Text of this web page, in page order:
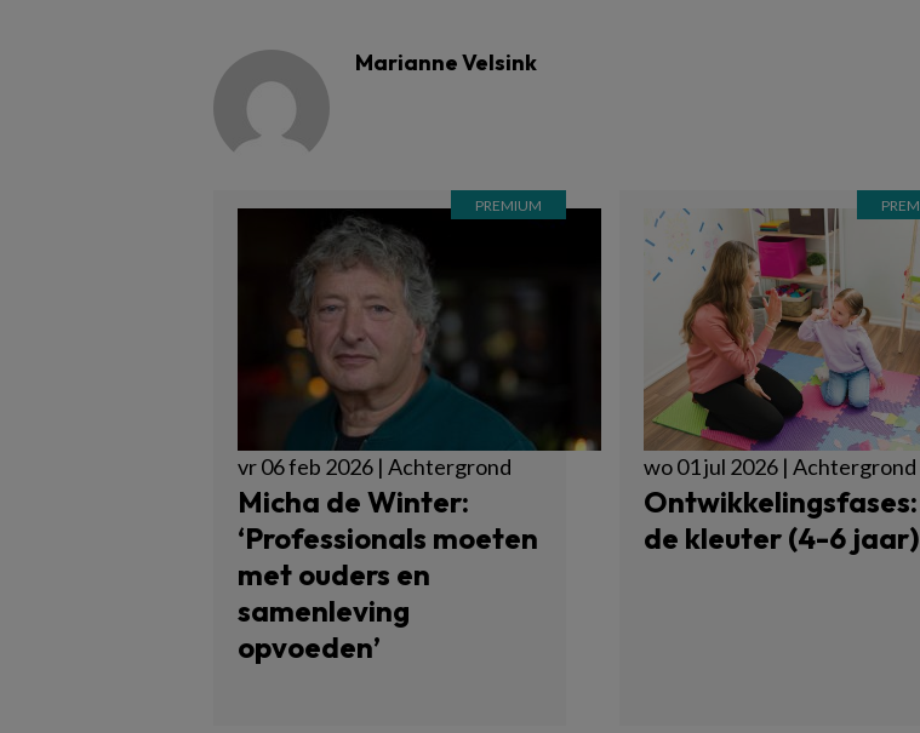
Marianne Velsink
vr 06 feb 2026 | Achtergrond
Micha de Winter:
‘Professionals moeten
met ouders en
samenleving
opvoeden’
wo 01 jul 2026 | Achtergrond
Ontwikkelingsfases:
de kleuter (4-6 jaar)